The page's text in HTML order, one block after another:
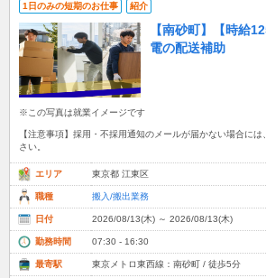
1日のみの短期のお仕事 紹介
【南砂町】【時給
電の配送補助
※この写真は就業イメージです
【注意事項】採用・不採用通知のメールが届かない場合に
さい。
エリア 東京都 江東区
職種 搬入/搬出業務
日付 2026/08/13(木) ～ 2026/08/13(木)
勤務時間 07:30 - 16:30
最寄駅 東京メトロ東西線：南砂町 / 徒歩5分